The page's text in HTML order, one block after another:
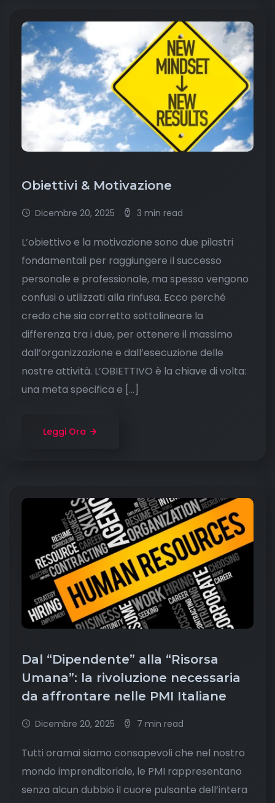
Obiettivi & Motivazione
Dicembre 20, 2025 3 min read
L’obiettivo e la motivazione sono due pilastri
fondamentali per raggiungere il successo
personale e professionale, ma spesso vengono
confusi o utilizzati alla rinfusa. Ecco perché
credo che sia corretto sottolineare la
differenza tra i due, per ottenere il massimo
dall’organizzazione e dall’esecuzione delle
nostre attività. L’OBIETTIVO è la chiave di volta:
una meta specifica e […]
Leggi Ora
Dal “Dipendente” alla “Risorsa
Umana”: la rivoluzione necessaria
da affrontare nelle PMI Italiane
Dicembre 20, 2025 7 min read
Tutti oramai siamo consapevoli che nel nostro
mondo imprenditoriale, le PMI rappresentano
senza alcun dubbio il cuore pulsante dell’intera